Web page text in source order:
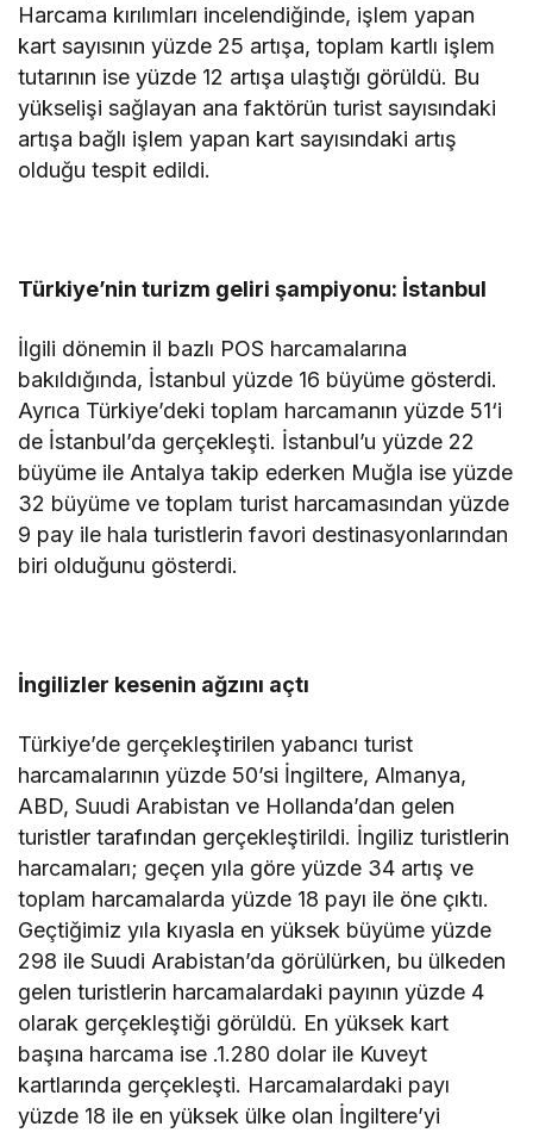
Harcama kırılımları incelendiğinde, işlem yapan
kart sayısının yüzde 25 artışa, toplam kartlı işlem
tutarının ise yüzde 12 artışa ulaştığı görüldü. Bu
yükselişi sağlayan ana faktörün turist sayısındaki
artışa bağlı işlem yapan kart sayısındaki artış
olduğu tespit edildi.
Türkiye’nin turizm geliri şampiyonu: İstanbul
İlgili dönemin il bazlı POS harcamalarına
bakıldığında, İstanbul yüzde 16 büyüme gösterdi.
Ayrıca Türkiye’deki toplam harcamanın yüzde 51‘i
de İstanbul’da gerçekleşti. İstanbul’u yüzde 22
büyüme ile Antalya takip ederken Muğla ise yüzde
32 büyüme ve toplam turist harcamasından yüzde
9 pay ile hala turistlerin favori destinasyonlarından
biri olduğunu gösterdi.
İngilizler kesenin ağzını açtı
Türkiye’de gerçekleştirilen yabancı turist
harcamalarının yüzde 50’si İngiltere, Almanya,
ABD, Suudi Arabistan ve Hollanda’dan gelen
turistler tarafından gerçekleştirildi. İngiliz turistlerin
harcamaları; geçen yıla göre yüzde 34 artış ve
toplam harcamalarda yüzde 18 payı ile öne çıktı.
Geçtiğimiz yıla kıyasla en yüksek büyüme yüzde
298 ile Suudi Arabistan’da görülürken, bu ülkeden
gelen turistlerin harcamalardaki payının yüzde 4
olarak gerçekleştiği görüldü. En yüksek kart
başına harcama ise .1.280 dolar ile Kuveyt
kartlarında gerçekleşti. Harcamalardaki payı
yüzde 18 ile en yüksek ülke olan İngiltere’yi